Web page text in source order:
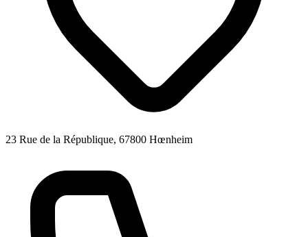
23 Rue de la République, 67800 Hœnheim